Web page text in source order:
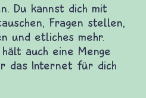
Du kannst dich mit
Fragen stellen,
und etliches mehr.
auch eine Menge
das Internet für dich